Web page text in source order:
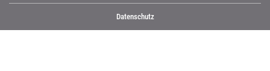
Datenschutz